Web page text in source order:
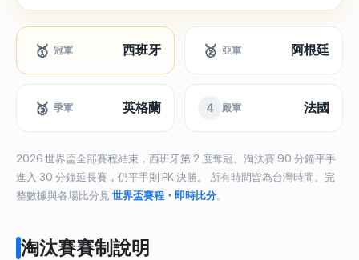
🥇 冠軍 西班牙 🥈 亞軍 阿根廷
🥉 季軍 英格蘭 4 殿軍 法國
2026 世界盃全部賽程結束，西班牙第 2 度奪冠。淘汰賽 90 分鐘平手
進入 30 分鐘延長賽，仍平手則 PK 決勝。 所有時間皆為台灣時間。完
整數據與各場比分見 世界盃賽程・即時比分。
淘汰賽賽制說明